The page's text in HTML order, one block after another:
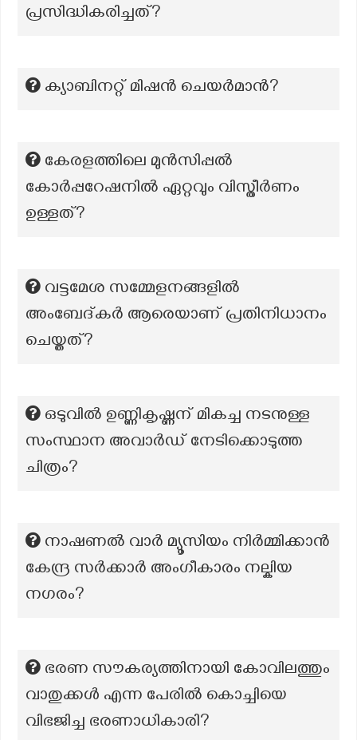
പ്രസിദ്ധികരിച്ചത്?
ക്യാബിനറ്റ് മിഷൻ ചെയർമാൻ?
കേരളത്തിലെ മുന്‍സിപ്പല്‍
കോര്‍പ്പറേഷനില്‍ ഏറ്റവും വിസ്തീര്‍ണം
ഉള്ളത്?
വട്ടമേശ സമ്മേളനങ്ങളിൽ
അംബേദ്‌കർ ആരെയാണ് പ്രതിനിധാനം
ചെയ്തത്?
ഒടുവില്‍ ഉണ്ണികൃഷ്ണന് മികച്ച നടനുള്ള
സംസ്ഥാന അവാര്‍ഡ്‌ നേടിക്കൊടുത്ത
ചിത്രം?
നാഷണൽ വാർ മ്യൂസിയം നിർമ്മിക്കാൻ
കേന്ദ്ര സർക്കാർ അംഗീകാരം നല്കിയ
നഗരം?
ഭരണ സൗകര്യത്തിനായി കോവിലത്തും
വാതുക്കൾ എന്ന പേരിൽ കൊച്ചിയെ
വിഭജിച്ച ഭരണാധികാരി?